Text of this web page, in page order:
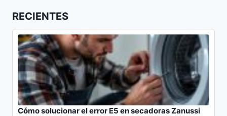
RECIENTES
Cómo solucionar el error E5 en secadoras Zanussi